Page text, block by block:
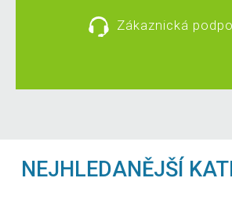
Zákaznická
NEJHLEDANĚJŠÍ